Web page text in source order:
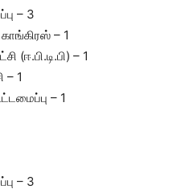
– 3
– 1
– 1
– 1
– 1
– 3